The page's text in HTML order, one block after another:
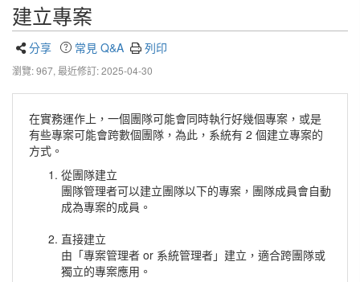
建立專案
分享 常見 Q&A 列印
瀏覽: 967, 最近修訂: 2025-04-30
在實務運作上，一個團隊可能會同時執行好幾個專案，或是
有些專案可能會跨數個團隊，為此，系統有 2 個建立專案的
方式。
從團隊建立
團隊管理者可以建立團隊以下的專案，團隊成員會自動
成為專案的成員。
直接建立
由「專案管理者 or 系統管理者」建立，適合跨團隊或
獨立的專案應用。